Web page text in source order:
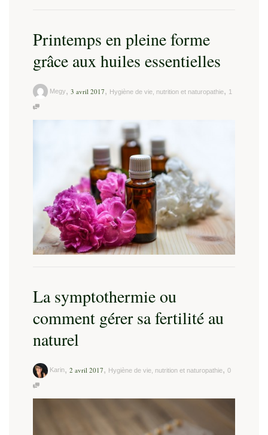
Printemps en pleine forme
grâce aux huiles essentielles
Megy, 3 avril 2017, Hygiène de vie, nutrition et naturopathie, 1
La symptothermie ou
comment gérer sa fertilité au
naturel
Karin, 2 avril 2017, Hygiène de vie, nutrition et naturopathie, 0